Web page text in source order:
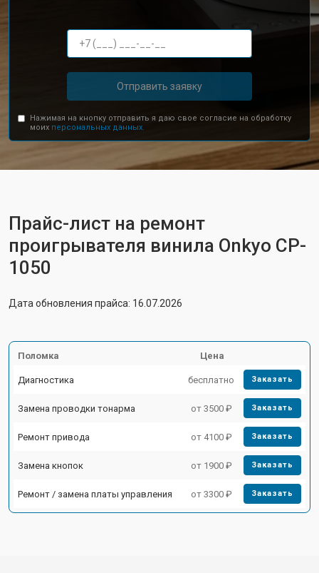
Отправить заявку
Нажимая на кнопку отправить я даю свое согласие на обработку
моих персональных данных.
Прайс-лист на ремонт
проигрывателя винила Onkyo CP-
1050
Дата обновления прайса: 16.07.2026
Поломка Цена
Диагностика бесплатно Заказать
Замена проводки тонарма от 3500 ₽ Заказать
Ремонт привода от 4100 ₽ Заказать
Замена кнопок от 1900 ₽ Заказать
Ремонт / замена платы управления от 3300 ₽ Заказать